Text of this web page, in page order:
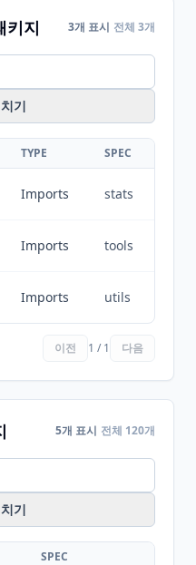
키지 3개 표시 전체 3개
기
TYPE SPEC
Imports stats
Imports tools
Imports utils
이전 1 / 1 다음
5개 표시 전체 120개
기
SPEC